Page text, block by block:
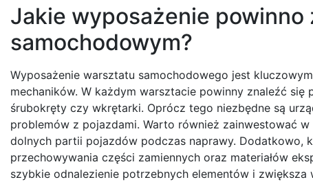
Jakie wyposażenie
samochodowym?
Wyposażenie warsztatu samochodowego jest
mechaników. W każdym warsztacie powinny znaleźć
śrubokręty czy wkrętarki. Oprócz tego niezbędne są
problemów z pojazdami. Warto również zainwestować
dolnych partii pojazdów podczas naprawy. Dodatkowo,
przechowywania części zamiennych oraz materiałów
szybkie odnalezienie potrzebnych elementów i zwiększa